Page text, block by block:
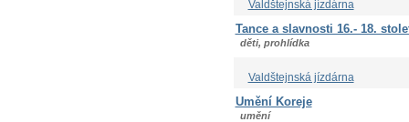
Valdštejnská jízdárna
Tance a slavnosti 16.- 18.
děti, prohlídka
Valdštejnská jízdárna
Umění Koreje
umění